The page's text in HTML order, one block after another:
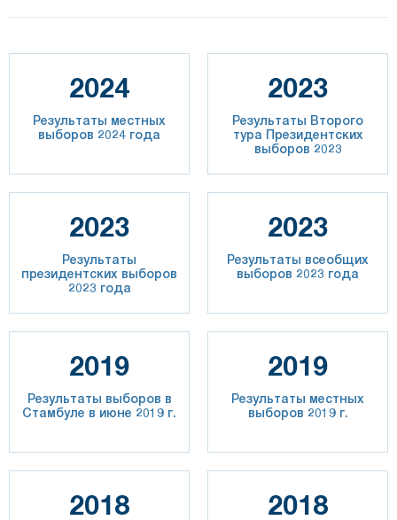
2024
Результаты местных
выборов 2024 года
2023
Результаты Второго
тура Президентских
выборов 2023
2023
Результаты
президентских выборов
2023 года
2023
Результаты всеобщих
выборов 2023 года
2019
Результаты выборов в
Стамбуле в июне 2019 г.
2019
Результаты местных
выборов 2019 г.
2018 2018